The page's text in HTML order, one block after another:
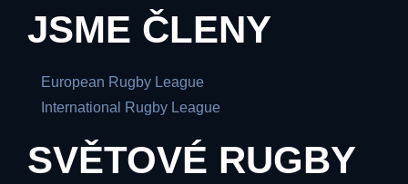
JSME ČLENY
European Rugby League
International Rugby League
SVĚTOVÉ RUGBY